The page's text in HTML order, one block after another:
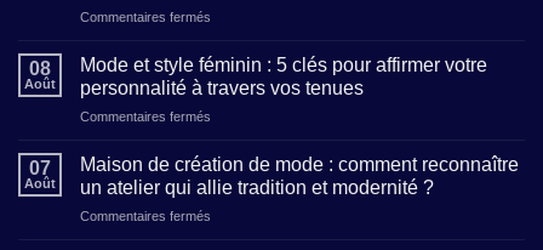
Commentaires fermés
de
femme,
ses
mesures
08
Août
Mode et style féminin : 5 clés pour affirmer votre
personnalité à travers vos tenues
Commentaires fermés
et
style
féminin
07
Août
Maison de création de mode : comment reconnaître
un atelier qui allie tradition et modernité ?
Commentaires fermés